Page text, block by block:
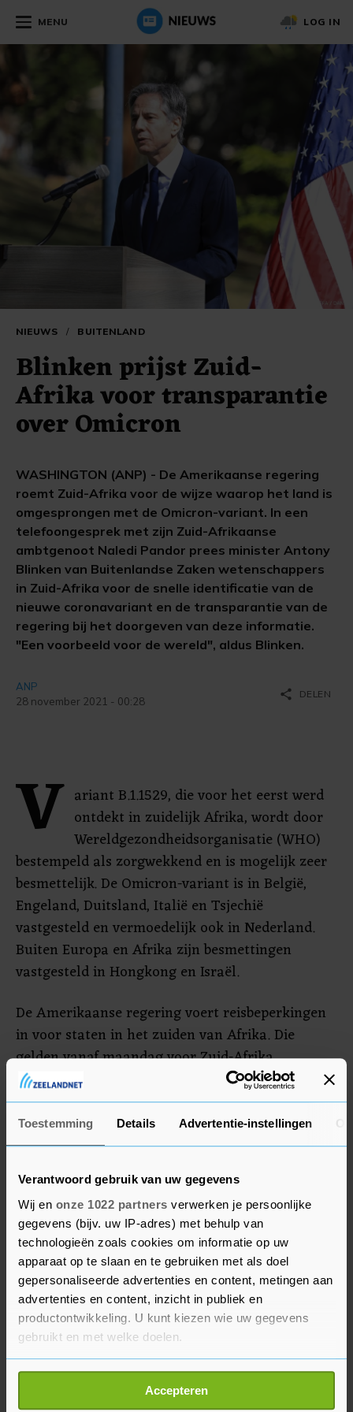
Toestemming Details Advertentie-instellingen
Verantwoord gebruik van uw gegevens
Wij en onze 1022 partners verwerken je persoonlijke
gegevens (bijv. uw IP-adres) met behulp van
technologieën zoals cookies om informatie op uw
apparaat op te slaan en te gebruiken met als doel
gepersonaliseerde advertenties en content, metingen aan
advertenties en content, inzicht in publiek en
productontwikkeling. U kunt kiezen wie uw gegevens
gebruikt en met welke doelen.
Als u het toestaat, willen we ook graag:
Informatie verzamelen over uw geografische
Accepteren
MENU LOG IN
NIEUWS / BUITENLAND
Blinken prijst Zuid-
Afrika voor transparantie
over Omicron
WASHINGTON (ANP) - De Amerikaanse regering
roemt Zuid-Afrika voor de wijze waarop het land is
omgesprongen met de Omicron-variant. In een
telefoongesprek met zijn Zuid-Afrikaanse
ambtgenoot Naledi Pandor prees minister Antony
Blinken van Buitenlandse Zaken wetenschappers
in Zuid-Afrika voor de snelle identificatie van de
nieuwe coronavariant en de transparantie van de
regering bij het doorgeven van deze informatie.
"Een voorbeeld voor de wereld", aldus Blinken.
ANP
28 november 2021 - 00:28
share DELEN
V ariant B.1.1529, die voor het eerst werd
ontdekt in zuidelijk Afrika, wordt door
Wereldgezondheidsorganisatie (WHO)
bestempeld als zorgwekkend en is mogelijk zeer
besmettelijk. De Omicron-variant is in België,
Engeland, Duitsland, Italië en Tsjechië
vastgesteld en vermoedelijk ook in Nederland.
Buiten Europa en Afrika zijn besmettingen
vastgesteld in Hongkong en Israël.
De Amerikaanse regering voert reisbeperkingen
in voor staten in het zuiden van Afrika. Die
gelden vanaf maandag voor Zuid-Afrika,
Zimbabwe, Namibië, Botswana, Lesotho, Eswatini,
Mozambique en Malawi.